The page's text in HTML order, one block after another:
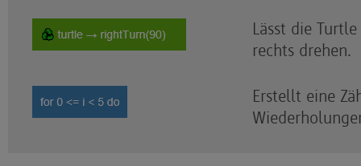
Lässt die
rechts drehen.
Erstellt eine